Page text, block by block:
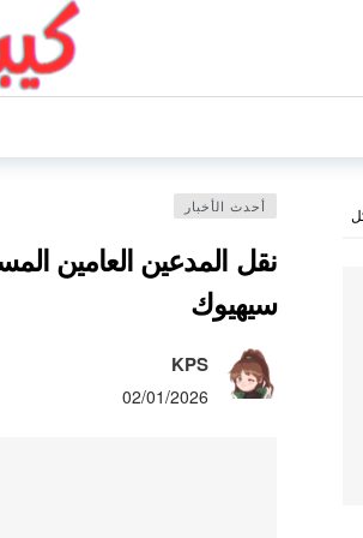
أحدث الأخبار
نقل المدعين العامين
سيهيوك
KPS
02/01/2026